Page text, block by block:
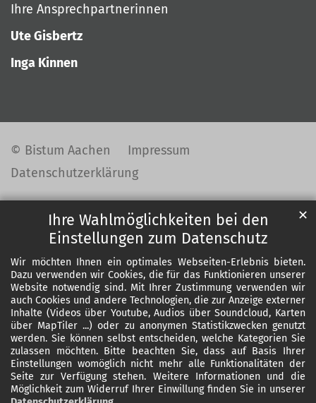
Ihre Wahlmöglichkeiten bei den
Einstellungen zum Datenschutz
Wir möchten Ihnen ein optimales Webseiten-Erlebnis bieten.
Dazu verwenden wir Cookies, die für das Funktionieren unserer
Website notwendig sind. Mit Ihrer Zustimmung verwenden wir
auch Cookies und andere Technologien, die zur Anzeige externer
Inhalte (Videos über Youtube, Audios über Soundcloud, Karten
über MapTiler ...) oder zu anonymen Statistikzwecken genutzt
werden. Sie können selbst entscheiden, welche Kategorien Sie
zulassen möchten. Bitte beachten Sie, dass auf Basis Ihrer
Einstellungen womöglich nicht mehr alle Funktionalitäten der
Seite zur Verfügung stehen. Weitere Informationen und die
Möglichkeit zum Widerruf Ihrer Einwillung finden Sie in unserer
✕
Ihre Ansprechpartnerinnen
Ute Gisbertz
Inga Kinnen
© Bistum Aachen
Impressum
Datenschutzerklärung